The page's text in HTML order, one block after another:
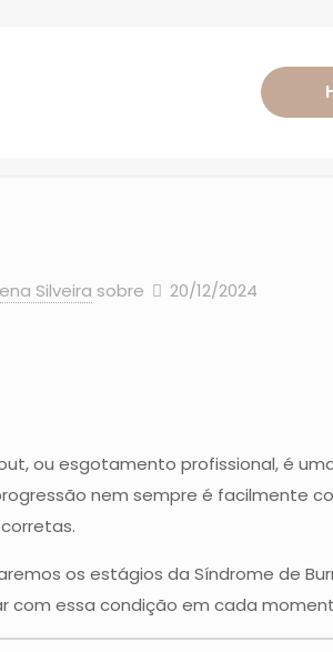
os
Silveira sobre 20/12/2024
ou esgotamento profissional, é
nem sempre é facilmente
os estágios da Síndrome de
com essa condição em cada